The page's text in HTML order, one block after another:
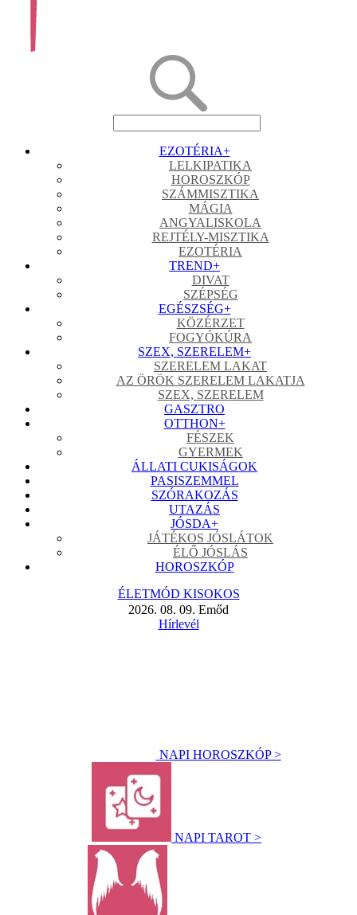
EZOTÉRIA+
LELKIPATIKA
HOROSZKÓP
SZÁMMISZTIKA
MÁGIA
ANGYALISKOLA
REJTÉLY-MISZTIKA
EZOTÉRIA
TREND+
DIVAT
SZÉPSÉG
EGÉSZSÉG+
KÖZÉRZET
FOGYÓKÚRA
SZEX, SZERELEM+
SZERELEM LAKAT
AZ ÖRÖK SZERELEM LAKATJA
SZEX, SZERELEM
GASZTRO
OTTHON+
FÉSZEK
GYERMEK
ÁLLATI CUKISÁGOK
PASISZEMMEL
SZÓRAKOZÁS
UTAZÁS
JÓSDA+
JÁTÉKOS JÓSLÁTOK
ÉLŐ JÓSLÁS
HOROSZKÓP
ÉLETMÓD KISOKOS
2026. 08. 09. Emőd
Hírlevél
NAPI HOROSZKÓP >
NAPI TAROT >